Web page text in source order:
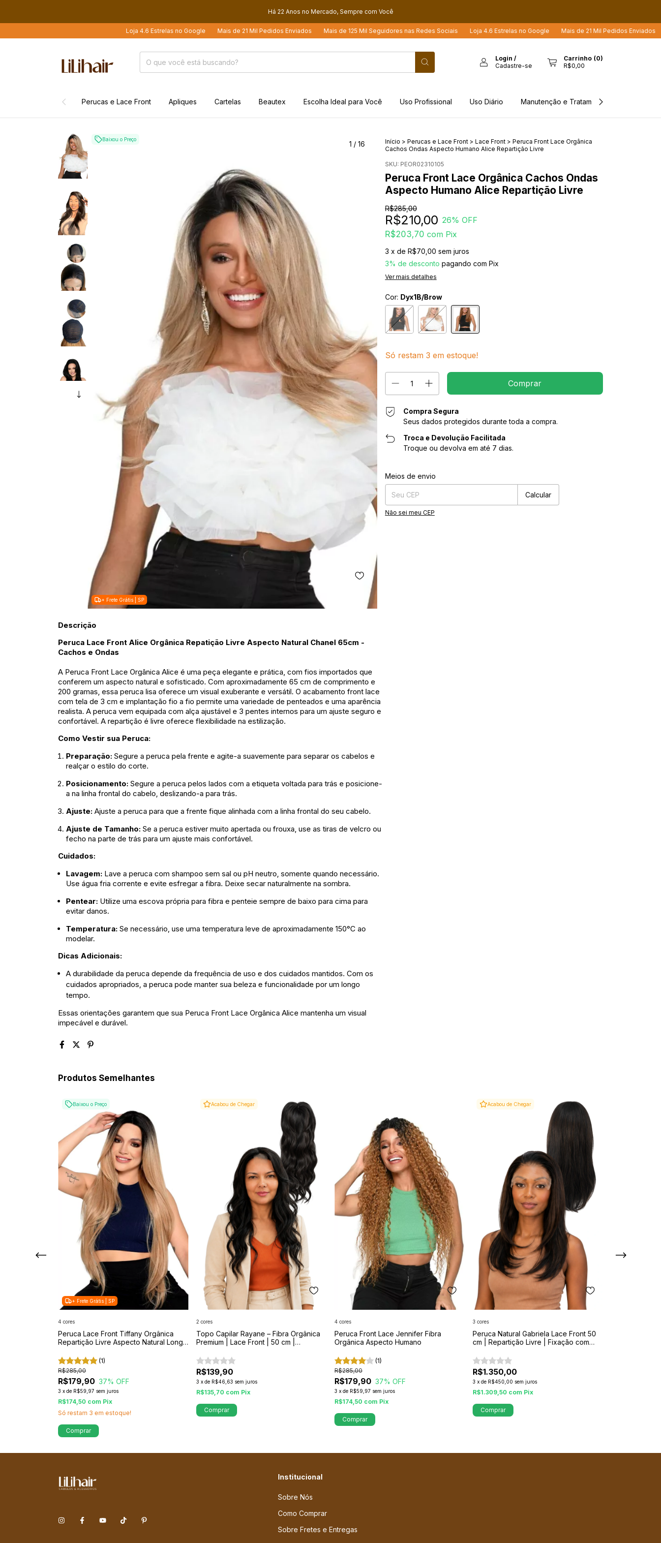
Há 22 Anos no Mercado, Sempre com Você
Loja 4.6 Estrelas no Google Mais de 21 Mil Pedidos Enviados Mais de 125 Mil Seguidores nas Redes Sociais Loja 4.6 Estrelas no Google Mais de 21 Mil Pedidos Enviados Mais de
Login /
Cadastre-se
Carrinho (0)
R$0,00
Perucas e Lace Front Apliques Cartelas Beautex Escolha Ideal para Você Uso Profissional Uso Diário Manutenção e Tratamento
Baixou o Preço
+ Frete Grátis | SP
1 / 16 Início > Perucas e Lace Front > Lace Front > Peruca Front Lace Orgânica
Cachos Ondas Aspecto Humano Alice Repartição Livre
SKU: PEOR02310105
Peruca Front Lace Orgânica Cachos Ondas
Aspecto Humano Alice Repartição Livre
R$285,00
R$210,00 26% OFF
R$203,70 com Pix
3 x de R$70,00 sem juros
3% de desconto pagando com Pix
Ver mais detalhes
Cor: Dyx1B/Brow
Só restam 3 em estoque!
Compra Segura
Seus dados protegidos durante toda a compra.
Troca e Devolução Facilitada
Troque ou devolva em até 7 dias.
Entregas para o CEP:
Meios de envio
Calcular
Não sei meu CEP
Descrição
Peruca Lace Front Alice Orgânica Repatição Livre Aspecto Natural Chanel 65cm -
Cachos e Ondas
A Peruca Front Lace Orgânica Alice é uma peça elegante e prática, com fios importados que
conferem um aspecto natural e sofisticado. Com aproximadamente 65 cm de comprimento e
200 gramas, essa peruca lisa oferece um visual exuberante e versátil. O acabamento front lace
com tela de 3 cm e implantação fio a fio permite uma variedade de penteados e uma aparência
realista. A peruca vem equipada com alça ajustável e 3 pentes internos para um ajuste seguro e
confortável. A repartição é livre oferece flexibilidade na estilização.
Como Vestir sua Peruca:
Preparação: Segure a peruca pela frente e agite-a suavemente para separar os cabelos e
realçar o estilo do corte.
Posicionamento: Segure a peruca pelos lados com a etiqueta voltada para trás e posicione-
a na linha frontal do cabelo, deslizando-a para trás.
Ajuste: Ajuste a peruca para que a frente fique alinhada com a linha frontal do seu cabelo.
Ajuste de Tamanho: Se a peruca estiver muito apertada ou frouxa, use as tiras de velcro ou
fecho na parte de trás para um ajuste mais confortável.
Cuidados:
Lavagem: Lave a peruca com shampoo sem sal ou pH neutro, somente quando necessário.
Use água fria corrente e evite esfregar a fibra. Deixe secar naturalmente na sombra.
Pentear: Utilize uma escova própria para fibra e penteie sempre de baixo para cima para
evitar danos.
Temperatura: Se necessário, use uma temperatura leve de aproximadamente 150°C ao
modelar.
Dicas Adicionais:
A durabilidade da peruca depende da frequência de uso e dos cuidados mantidos. Com os
cuidados apropriados, a peruca pode manter sua beleza e funcionalidade por um longo
tempo.
Essas orientações garantem que sua Peruca Front Lace Orgânica Alice mantenha um visual
impecável e durável.
Produtos Semelhantes
Baixou o Preço
+ Frete Grátis | SP
Peruca Lace Front Tiffany Orgânica
Repartição Livre Aspecto Natural Longa
(1)
R$179,90
R$285,00
37% OFF
3 x de R$59,97 sem juros
R$174,50 com Pix
Só restam 3 em estoque!
4 cores
Comprar
Acabou de Chegar
Topo Capilar Rayane – Fibra Orgânica
Premium | Lace Front | 50 cm |
R$139,90
3 x de R$46,63 sem juros
R$135,70 com Pix
2 cores
Comprar
Peruca Front Lace Jennifer Fibra
Orgânica Aspecto Humano
(1)
R$179,90
R$285,00
37% OFF
3 x de R$59,97 sem juros
R$174,50 com Pix
4 cores
Comprar
Acabou de Chegar
Peruca Natural Gabriela Lace Front 50
cm | Repartição Livre | Fixação com
R$1.350,00
3 x de R$450,00 sem juros
R$1.309,50 com Pix
3 cores
Comprar
Institucional
Sobre Nós
Como Comprar
Sobre Fretes e Entregas